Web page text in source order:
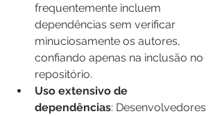
frequentemente incluem
dependências sem verificar
minuciosamente os autores,
confiando apenas na inclusão no
repositório.
Uso extensivo de
dependências: Desenvolvedores